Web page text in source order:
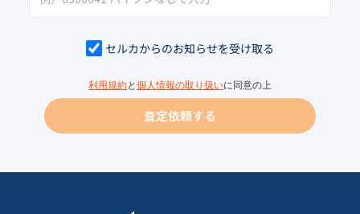
セルカからのお知らせを受け取る
利用規約と 個人情報の取り扱いに同意の上
査定依頼する